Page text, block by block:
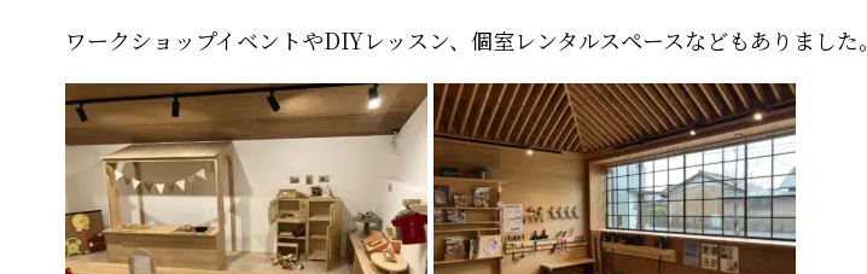
ワークショップイベントやDIYレッスン、個室レンタルスペースなどもありました。